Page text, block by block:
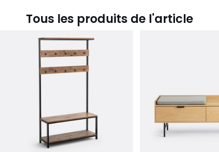
Tous les produits de l'article